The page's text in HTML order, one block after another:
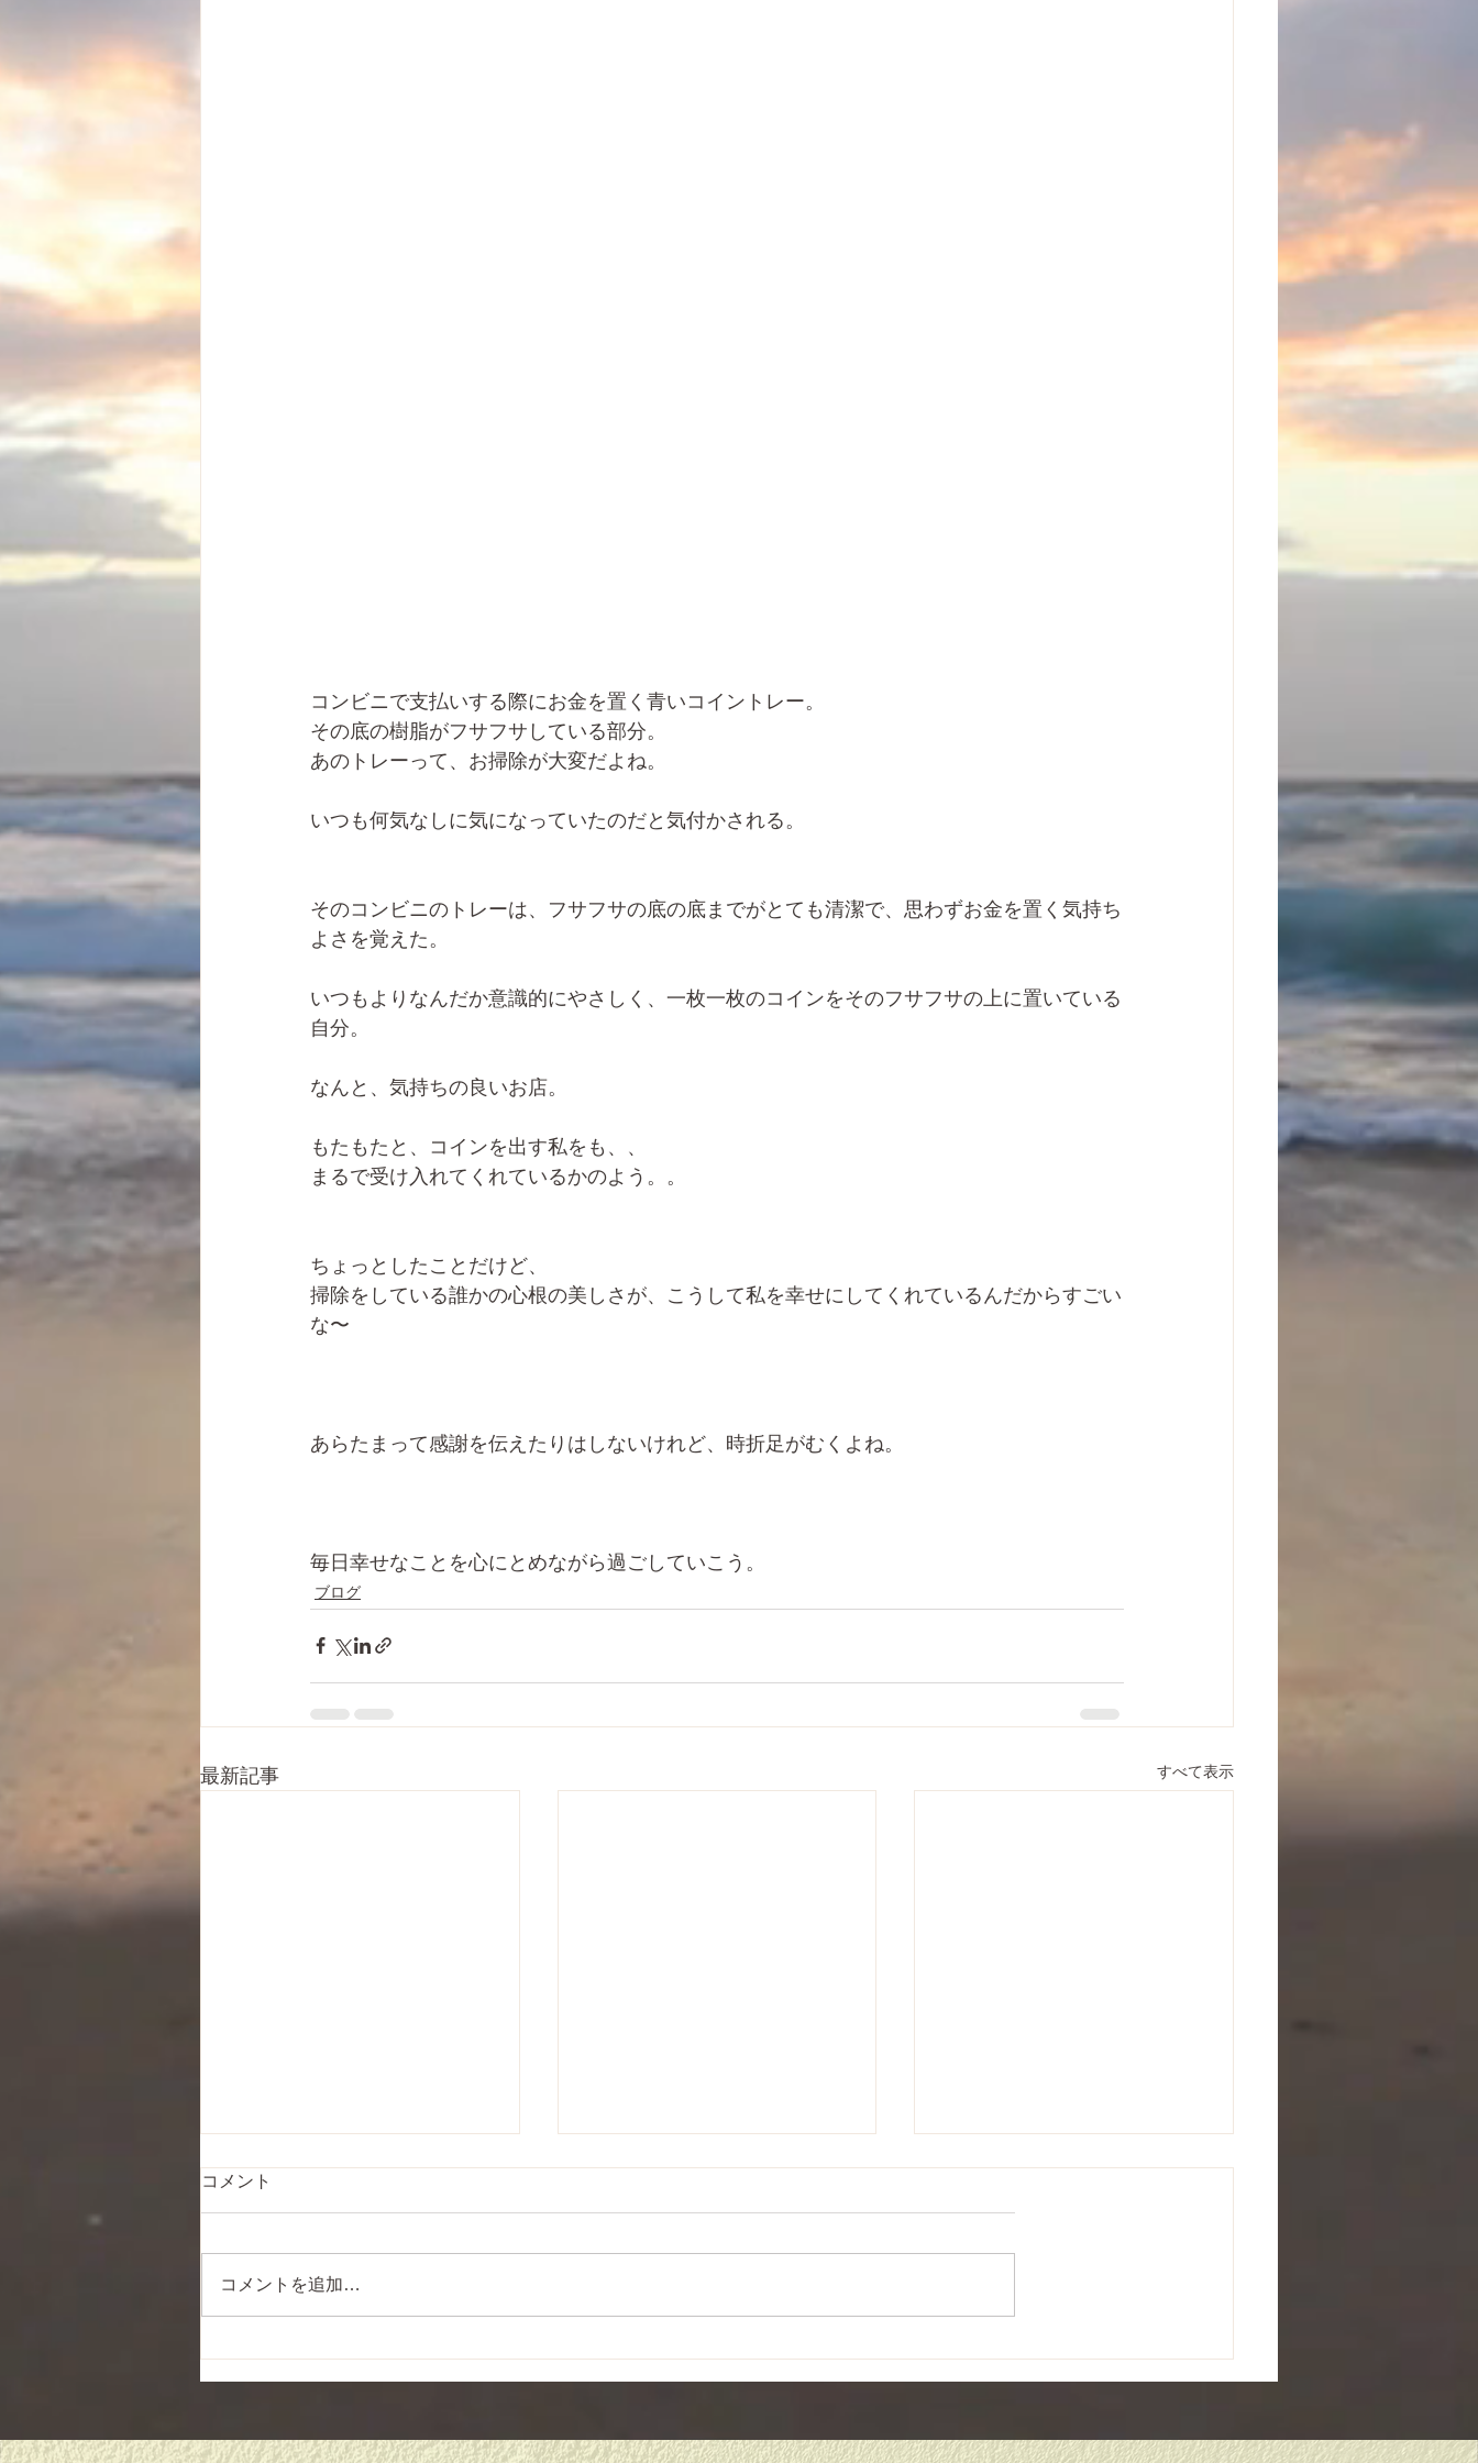
コンビニで支払いする際にお金を置く青いコイントレー。
その底の樹脂がフサフサしている部分。
あのトレーって、お掃除が大変だよね。
いつも何気なしに気になっていたのだと気付かされる。
そのコンビニのトレーは、フサフサの底の底までがとても清潔で、思わずお金を置く気持ち
よさを覚えた。
いつもよりなんだか意識的にやさしく、一枚一枚のコインをそのフサフサの上に置いている
自分。
なんと、気持ちの良いお店。
もたもたと、コインを出す私をも、、
まるで受け入れてくれているかのよう。。
ちょっとしたことだけど、
掃除をしている誰かの心根の美しさが、こうして私を幸せにしてくれているんだからすごい
な〜
あらたまって感謝を伝えたりはしないけれど、時折足がむくよね。
毎日幸せなことを心にとめながら過ごしていこう。
ブログ
最新記事 すべて表示
コメント
コメントを追加…